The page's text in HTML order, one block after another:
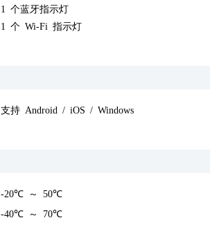
1 个蓝牙指示灯
1 个 Wi-Fi 指示灯
支持 Android / iOS / Windows
-20℃ ～ 50℃
-40℃ ～ 70℃